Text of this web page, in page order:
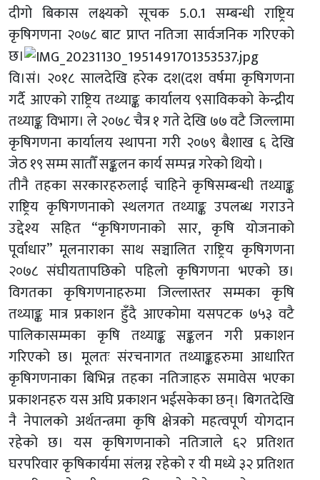
दीगो बिकास लक्ष्यको सूचक 5.0.1 सम्बन्धी राष्ट्रिय
कृषिगणना २०७८ बाट प्राप्त नतिजा सार्वजनिक गरिएको
छ।
वि।सं। २०१८ सालदेखि हरेक दश(दश वर्षमा कृषिगणना
गर्दै आएको राष्ट्रिय तथ्याङ्क कार्यालय ९साविकको केन्द्रीय
तथ्याङ्क विभाग। ले २०७८ चैत्र १ गते देखि ७७ वटै जिल्लामा
कृषिगणना कार्यालय स्थापना गरी २०७९ बैशाख ६ देखि
जेठ १९ सम्म सातौँ सङ्कलन कार्य सम्पन्न गरेको थियो ।
तीनै तहका सरकारहरुलाई चाहिने कृषिसम्बन्धी तथ्याङ्क
राष्ट्रिय कृषिगणनाको स्थलगत तथ्याङ्क उपलब्ध गराउने
उद्देश्य सहित “कृषिगणनाको सार, कृषि योजनाको
पूर्वाधार” मूलनाराका साथ सञ्चालित राष्ट्रिय कृषिगणना
२०७८ संघीयतापछिको पहिलो कृषिगणना भएको छ।
विगतका कृषिगणनाहरुमा जिल्लास्तर सम्मका कृषि
तथ्याङ्क मात्र प्रकाशन हुँदै आएकोमा यसपटक ७५३ वटै
पालिकासम्मका कृषि तथ्याङ्क सङ्कलन गरी प्रकाशन
गरिएको छ। मूलतः संरचनागत तथ्याङ्कहरुमा आधारित
कृषिगणनाका बिभिन्न तहका नतिजाहरु समावेस भएका
प्रकाशनहरु यस अघि प्रकाशन भईसकेका छन्। बिगतदेखि
नै नेपालको अर्थतन्त्रमा कृषि क्षेत्रको महत्वपूर्ण योगदान
रहेको छ। यस कृषिगणनाको नतिजाले ६२ प्रतिशत
घरपरिवार कृषिकार्यमा संलग्न रहेको र यी मध्ये ३२ प्रतिशत